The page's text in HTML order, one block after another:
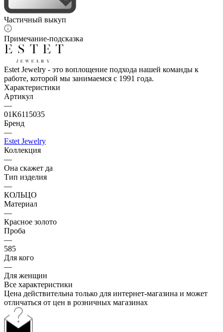
Частичный выкуп
Примечание-подсказка
Estet Jewelry - это воплощение подхода нашей команды к
работе, которой мы занимаемся с 1991 года.
Характеристики
Артикул
—
01К6115035
Бренд
—
Estet Jewelry
Коллекция
—
Она скажет да
Тип изделия
—
КОЛЬЦО
Материал
—
Красное золото
Проба
—
585
Для кого
—
Для женщин
Все характеристики
Цена действительна только для интернет-магазина и может
отличаться от цен в розничных магазинах